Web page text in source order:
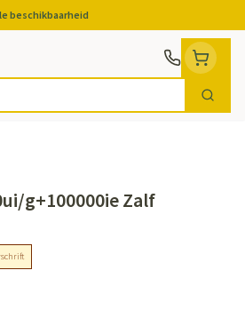
beschikbaarheid
Zoek
g+100000ie Zalf